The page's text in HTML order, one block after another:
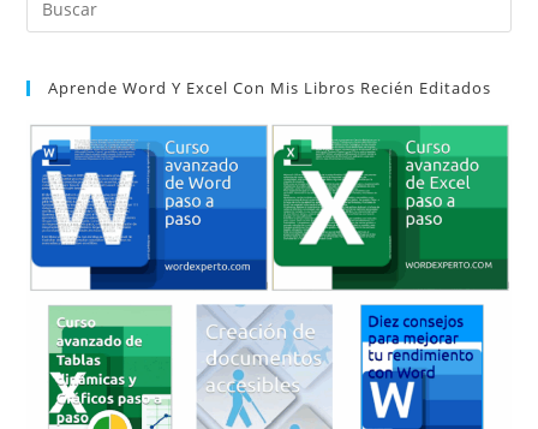
Aprende Word Y Excel Con Mis Libros Recién Editados